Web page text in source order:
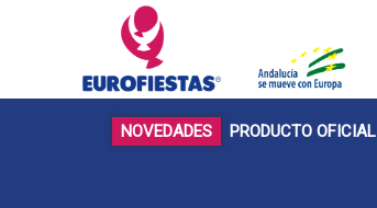
NOVEDADES PRODUCTO OFICIAL